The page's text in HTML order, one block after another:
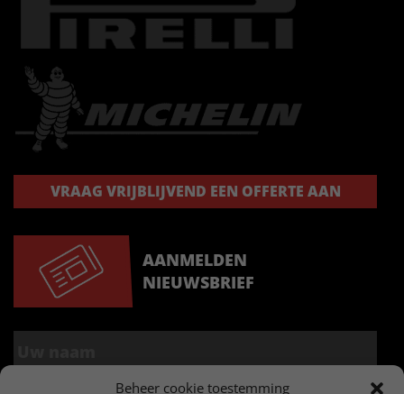
Beheer cookie toestemming
VRAAG VRIJBLIJVEND EEN OFFERTE AAN
AANMELDEN
NIEUWSBRIEF